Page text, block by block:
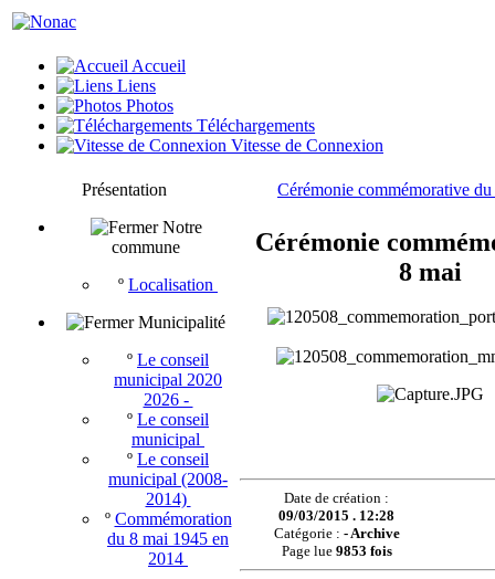
Accueil
Liens
Photos
Téléchargements
Vitesse de Connexion
Présentation
Notre
commune
º Localisation
Municipalité
º Le conseil
municipal 2020
2026 -
º Le conseil
municipal
º Le conseil
municipal (2008-
2014)
º Commémoration
du 8 mai 1945 en
2014
Cérémonie commémorative
Cérémonie
8 mai
Date de création :
09/03/2015 . 12:28
Catégorie : -Archive
Page lue 9853 fois